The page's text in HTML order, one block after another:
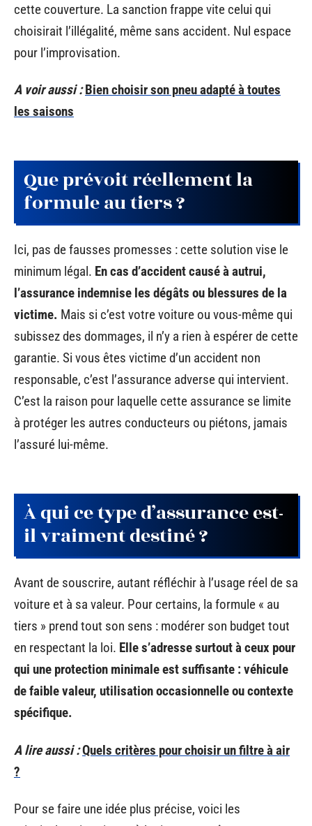
cette couverture. La sanction frappe vite celui qui
choisirait l’illégalité, même sans accident. Nul espace
pour l’improvisation.
A voir aussi : Bien choisir son pneu adapté à toutes
les saisons
Que prévoit réellement la
formule au tiers ?
Ici, pas de fausses promesses : cette solution vise le
minimum légal. En cas d’accident causé à autrui,
l’assurance indemnise les dégâts ou blessures de la
victime. Mais si c’est votre voiture ou vous-même qui
subissez des dommages, il n’y a rien à espérer de cette
garantie. Si vous êtes victime d’un accident non
responsable, c’est l’assurance adverse qui intervient.
C’est la raison pour laquelle cette assurance se limite
à protéger les autres conducteurs ou piétons, jamais
l’assuré lui-même.
À qui ce type d’assurance est-
il vraiment destiné ?
Avant de souscrire, autant réfléchir à l’usage réel de sa
voiture et à sa valeur. Pour certains, la formule « au
tiers » prend tout son sens : modérer son budget tout
en respectant la loi. Elle s’adresse surtout à ceux pour
qui une protection minimale est suffisante : véhicule
de faible valeur, utilisation occasionnelle ou contexte
spécifique.
A lire aussi :Quels critères pour choisir un filtre à air
?
Pour se faire une idée plus précise, voici les